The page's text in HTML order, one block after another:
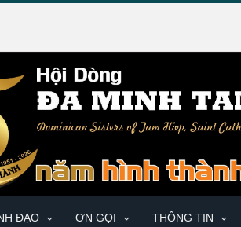
ĐẠO ƠN GỌI THÔNG TIN